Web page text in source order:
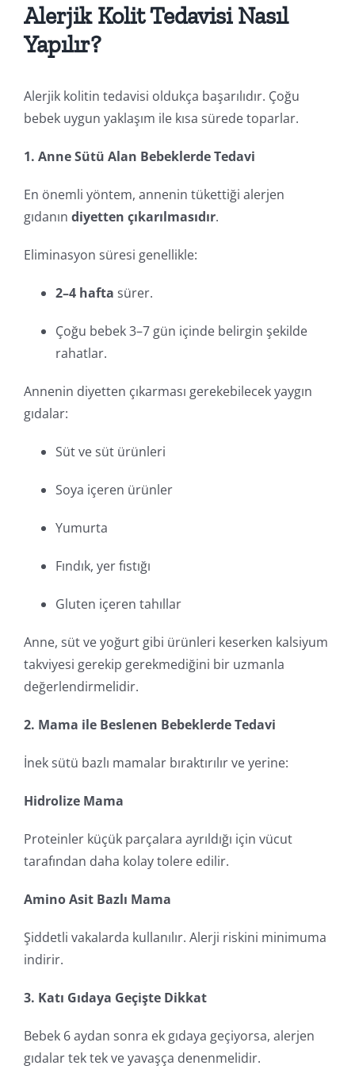
Alerjik Kolit Tedavisi Nasıl
Yapılır?
Alerjik kolitin tedavisi oldukça başarılıdır. Çoğu
bebek uygun yaklaşım ile kısa sürede toparlar.
1. Anne Sütü Alan Bebeklerde Tedavi
En önemli yöntem, annenin tükettiği alerjen
gıdanın diyetten çıkarılmasıdır.
Eliminasyon süresi genellikle:
2–4 hafta sürer.
Çoğu bebek 3–7 gün içinde belirgin şekilde
rahatlar.
Annenin diyetten çıkarması gerekebilecek yaygın
gıdalar:
Süt ve süt ürünleri
Soya içeren ürünler
Yumurta
Fındık, yer fıstığı
Gluten içeren tahıllar
Anne, süt ve yoğurt gibi ürünleri keserken kalsiyum
takviyesi gerekip gerekmediğini bir uzmanla
değerlendirmelidir.
2. Mama ile Beslenen Bebeklerde Tedavi
İnek sütü bazlı mamalar bıraktırılır ve yerine:
Hidrolize Mama
Proteinler küçük parçalara ayrıldığı için vücut
tarafından daha kolay tolere edilir.
Amino Asit Bazlı Mama
Şiddetli vakalarda kullanılır. Alerji riskini minimuma
indirir.
3. Katı Gıdaya Geçişte Dikkat
Bebek 6 aydan sonra ek gıdaya geçiyorsa, alerjen
gıdalar tek tek ve yavaşça denenmelidir.